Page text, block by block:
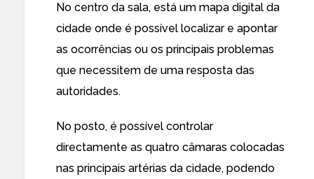
No centro da sala, está um mapa digital da
cidade onde é possível localizar e apontar
as ocorrências ou os principais problemas
que necessitem de uma resposta das
autoridades.
No posto, é possível controlar
directamente as quatro câmaras colocadas
nas principais artérias da cidade, podendo